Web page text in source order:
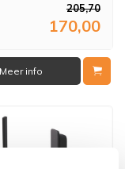
205,70
170,00
Meer info